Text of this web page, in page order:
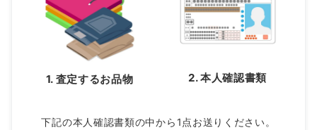
1. 査定するお品物 2. 本人確認書類
下記の本人確認書類の中から1点お送りください。